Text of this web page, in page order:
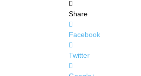
Share
Facebook
Twitter